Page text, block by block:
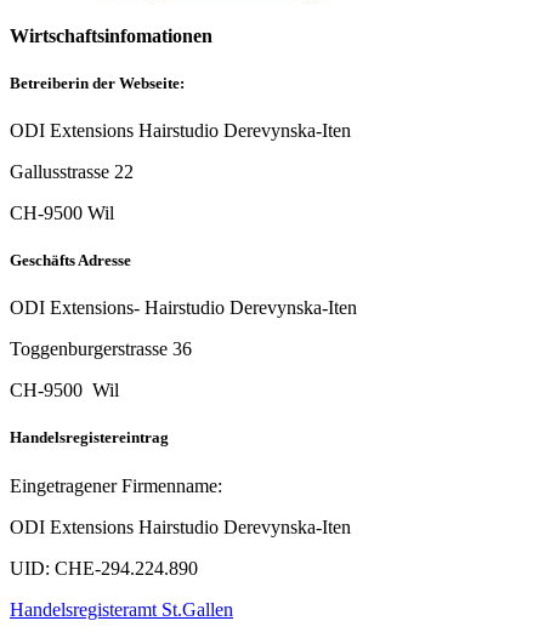
Wirtschaftsinfomationen
Betreiberin der Webseite:
ODI Extensions Hairstudio Derevynska-Iten
Gallusstrasse 22
CH-9500 Wil
Geschäfts Adresse
ODI Extensions- Hairstudio Derevynska-Iten
Toggenburgerstrasse 36
CH-9500 Wil
Handelsregistereintrag
Eingetragener Firmenname:
ODI Extensions Hairstudio Derevynska-Iten
UID: CHE-294.224.890
Handelsregisteramt St.Gallen